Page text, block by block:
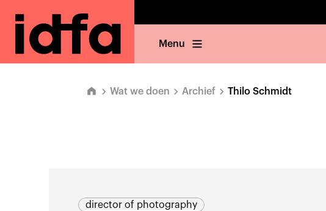
Menu
Wat we doen Archief Thilo Schmidt
director of photography